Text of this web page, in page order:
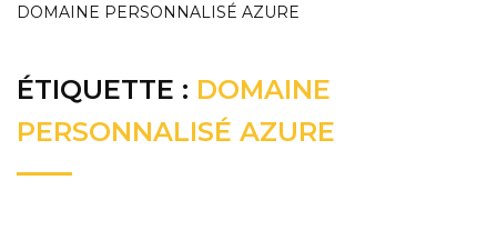
DOMAINE PERSONNALISÉ AZURE
ÉTIQUETTE : DOMAINE
PERSONNALISÉ AZURE